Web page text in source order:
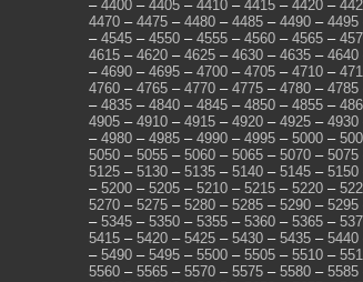
– 4400 – 4405 – 4410 – 4415 – 4420 –
4470 – 4475 – 4480 – 4485 – 4490 – 4495
– 4545 – 4550 – 4555 – 4560 – 4565 –
4615 – 4620 – 4625 – 4630 – 4635 – 4640
– 4690 – 4695 – 4700 – 4705 – 4710 –
4760 – 4765 – 4770 – 4775 – 4780 – 4785
– 4835 – 4840 – 4845 – 4850 – 4855 –
4905 – 4910 – 4915 – 4920 – 4925 – 4930
– 4980 – 4985 – 4990 – 4995 – 5000 –
5050 – 5055 – 5060 – 5065 – 5070 – 5075
5125 – 5130 – 5135 – 5140 – 5145 – 5150
– 5200 – 5205 – 5210 – 5215 – 5220 –
5270 – 5275 – 5280 – 5285 – 5290 – 5295
– 5345 – 5350 – 5355 – 5360 – 5365 –
5415 – 5420 – 5425 – 5430 – 5435 – 5440
– 5490 – 5495 – 5500 – 5505 – 5510 –
5560 – 5565 – 5570 – 5575 – 5580 – 5585